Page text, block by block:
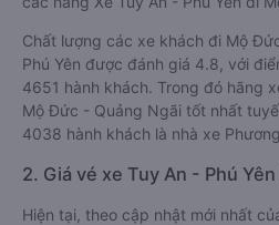
Chất lượng các xe khách đi Mộ
Phú Yên được đánh giá 4.8, với
4651 hành khách. Trong đó hãng
Mộ Đức - Quảng Ngãi tốt nhất
4038 hành khách là nhà xe
2. Giá vé xe Tuy An - Phú
Hiện tại, theo cập nhật mới nhất